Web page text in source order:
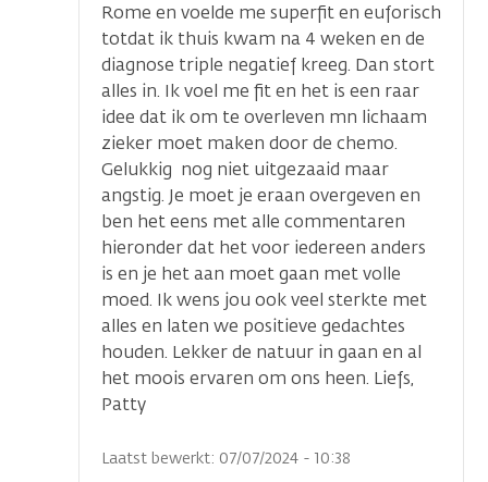
Rome en voelde me superfit en euforisch
totdat ik thuis kwam na 4 weken en de
diagnose triple negatief kreeg. Dan stort
alles in. Ik voel me fit en het is een raar
idee dat ik om te overleven mn lichaam
zieker moet maken door de chemo.
Gelukkig nog niet uitgezaaid maar
angstig. Je moet je eraan overgeven en
ben het eens met alle commentaren
hieronder dat het voor iedereen anders
is en je het aan moet gaan met volle
moed. Ik wens jou ook veel sterkte met
alles en laten we positieve gedachtes
houden. Lekker de natuur in gaan en al
het moois ervaren om ons heen. Liefs,
Patty
Laatst bewerkt: 07/07/2024 - 10:38